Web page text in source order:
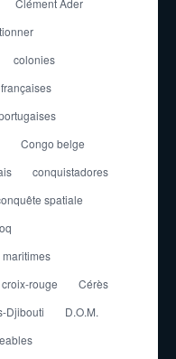
Clément Ader
colonies
Congo belge
conquistadores
spatiale
croix-rouge
Cérès
Djibouti
D.O.M.